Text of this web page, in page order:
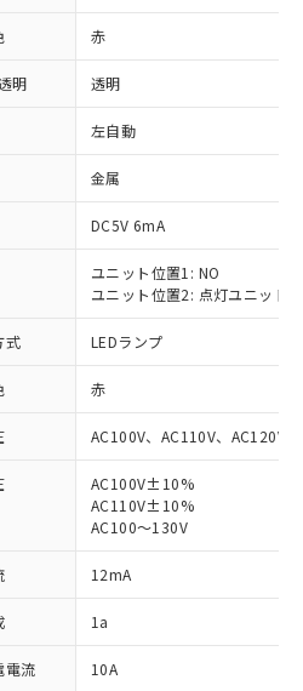
赤
明 透明
左自動
金属
DC5V 6mA
ユニット位置1: NO
ユニット位置2: 点灯ユニット
式 LEDランプ
赤
AC100V、AC110V、AC120V
AC100V±10%
AC110V±10%
AC100～130V
12mA
1a
電流 10A
指令（10物質）の
品が提供可能な商品で
指令（10物質）の非含
切り替える予定のある